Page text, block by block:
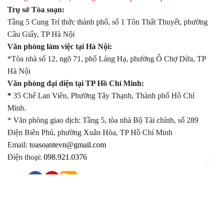
Trụ sở Tòa soạn:
Tầng 5 Cung Trí thức thành phố, số 1 Tôn Thất Thuyết, phường
Cầu Giấy, TP Hà Nội
Văn phòng làm việc tại Hà Nội:
*Tòa nhà số 12, ngõ 71, phố Láng Hạ, phường Ô Chợ Dừa, TP
Hà Nội
Văn phòng đại diện tại TP Hồ Chí Minh:
* 35 Chế Lan Viên, Phường Tây Thạnh, Thành phố Hồ Chí
Minh.
* Văn phòng giao dịch: Tầng 5, tòa nhà Bộ Tài chính, số 289
Điện Biên Phủ, phường Xuân Hòa, TP Hồ Chí Minh
Email: toasoantevn@gmail.com
Điện thoại: 098.921.0376